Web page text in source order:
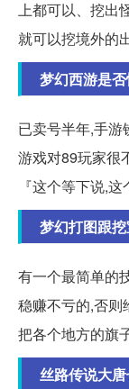
上都可以、挖出
就可以挖境外的
梦幻西游是
已卖号半年,手
游戏对89玩家很
『这个等下说,
梦幻打图跟
有一个最简单的
稳赚不亏的,否则
把各个地方的旗
丝路传说大